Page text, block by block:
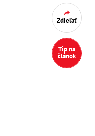
Zdieľať
Tip na
článok